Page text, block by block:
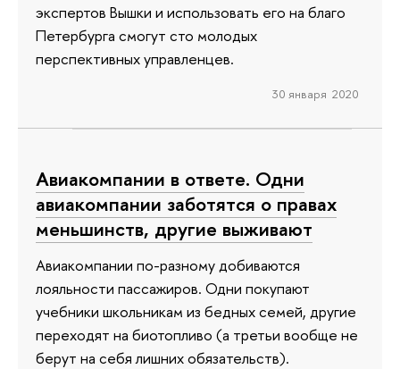
экспертов Вышки и использовать его на благо
Петербурга смогут сто молодых
перспективных управленцев.
30 января 2020
Авиакомпании в ответе. Одни
авиакомпании заботятся о правах
меньшинств, другие выживают
Авиакомпании по-разному добиваются
лояльности пассажиров. Одни покупают
учебники школьникам из бедных семей, другие
переходят на биотопливо (а третьи вообще не
берут на себя лишних обязательств).